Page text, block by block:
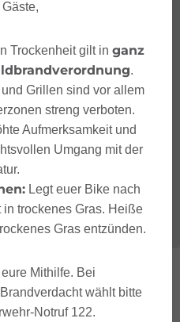
Trockenheit gilt in ganz
Grillen sind vor allem
streng verboten.
Aufmerksamkeit und
Umgang mit der
Legt euer Bike nach
trockenes Gras. Heiße
Gras entzünden.
Mithilfe. Bei
wählt bitte
Notruf 122.